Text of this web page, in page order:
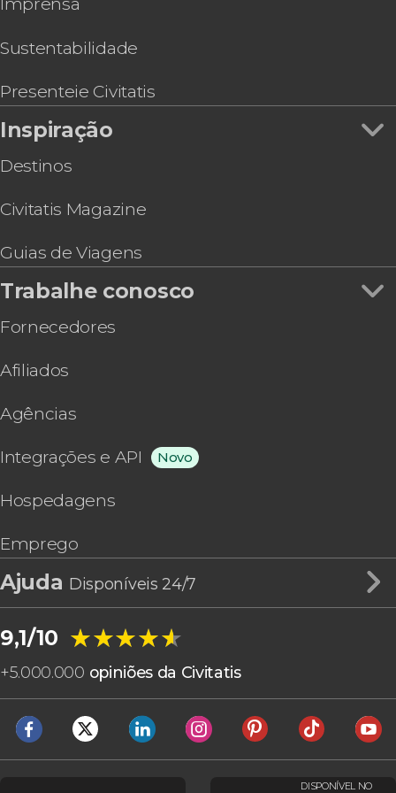
Visita guiada pelo Palácio de Belas Artes
Tour pelo Museu Nacional de Arte
Espetáculo de mariachis na Plaza Garibaldi
Ingresso do Castelo de Chapultepec
Imprensa
Sustentabilidade
Presenteie Civitatis
Inspiração
Destinos
Civitatis Magazine
Guias de Viagens
Trabalhe conosco
Fornecedores
Afiliados
Agências
Integrações e API Novo
Hospedagens
Emprego
Ajuda Disponíveis 24/7
9,1/10 ★★★★★
★★★★★
+5.000.000 opiniões da Civitatis
DISPONÍVEL NO